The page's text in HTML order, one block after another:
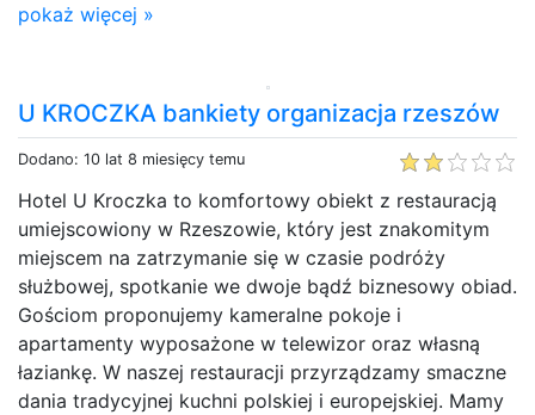
pokaż więcej »
U KROCZKA bankiety organizacja rzeszów
Dodano: 10 lat 8 miesięcy temu
Hotel U Kroczka to komfortowy obiekt z restauracją
umiejscowiony w Rzeszowie, który jest znakomitym
miejscem na zatrzymanie się w czasie podróży
służbowej, spotkanie we dwoje bądź biznesowy obiad.
Gościom proponujemy kameralne pokoje i
apartamenty wyposażone w telewizor oraz własną
łaziankę. W naszej restauracji przyrządzamy smaczne
dania tradycyjnej kuchni polskiej i europejskiej. Mamy